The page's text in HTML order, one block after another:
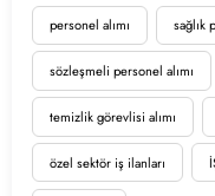
personel alımı sağlık
sözleşmeli personel alımı
temizlik görevlisi alımı
özel sektör iş ilanları